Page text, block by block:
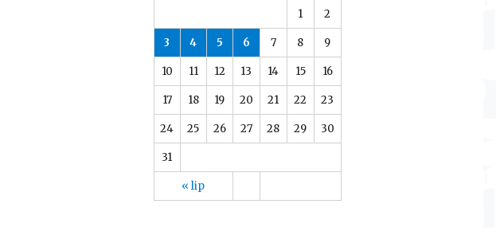
« lip
1 2
3 4 5 6 7 8 9
10 11 12 13 14 15 16
17 18 19 20 21 22 23
24 25 26 27 28 29 30
31